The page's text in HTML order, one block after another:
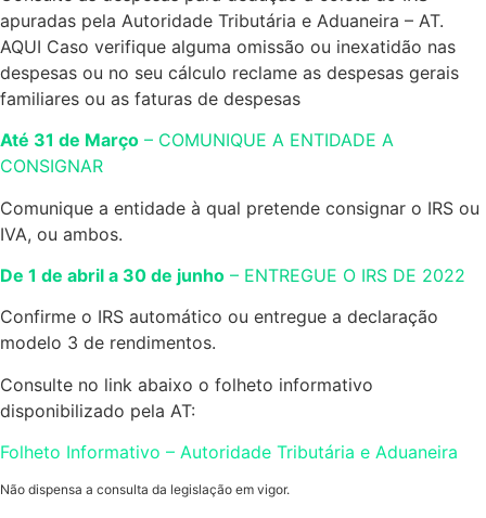
apuradas pela Autoridade Tributária e Aduaneira – AT.
AQUI Caso verifique alguma omissão ou inexatidão nas
despesas ou no seu cálculo reclame as despesas gerais
familiares ou as faturas de despesas
Até 31 de Março – COMUNIQUE A ENTIDADE A
CONSIGNAR
Comunique a entidade à qual pretende consignar o IRS ou
IVA, ou ambos.
De 1 de abril a 30 de junho – ENTREGUE O IRS DE 2022
Confirme o IRS automático ou entregue a declaração
modelo 3 de rendimentos.
Consulte no link abaixo o folheto informativo
disponibilizado pela AT:
Folheto Informativo – Autoridade Tributária e Aduaneira
Não dispensa a consulta da legislação em vigor.